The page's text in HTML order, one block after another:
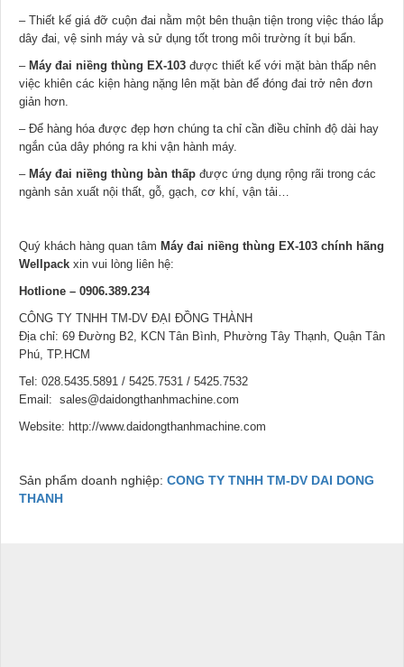
– Thiết kế giá đỡ cuộn đai nằm một bên thuận tiện trong việc tháo lắp
dây đai, vệ sinh máy và sử dụng tốt trong môi trường ít bụi bẩn.
– Máy đai niềng thùng EX-103 được thiết kế với mặt bàn thấp nên
việc khiên các kiện hàng nặng lên mặt bàn để đóng đai trở nên đơn
giản hơn.
– Để hàng hóa được đẹp hơn chúng ta chỉ cần điều chỉnh độ dài hay
ngắn của dây phóng ra khi vận hành máy.
– Máy đai niềng thùng bàn thấp được ứng dụng rộng rãi trong các
ngành sản xuất nội thất, gỗ, gạch, cơ khí, vận tải…
Quý khách hàng quan tâm Máy đai niềng thùng EX-103 chính hãng
Wellpack xin vui lòng liên hệ:
Hotlione – 0906.389.234
CÔNG TY TNHH TM-DV ĐẠI ĐỒNG THÀNH
Địa chỉ: 69 Đường B2, KCN Tân Bình, Phường Tây Thạnh, Quận Tân
Phú, TP.HCM
Tel: 028.5435.5891 / 5425.7531 / 5425.7532
Email: sales@daidongthanhmachine.com
Website: http://www.daidongthanhmachine.com
Sản phẩm doanh nghiệp: CONG TY TNHH TM-DV DAI DONG
THANH